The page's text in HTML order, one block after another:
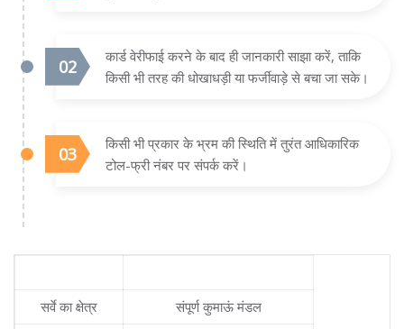
कार्ड वेरीफाई करने के बाद ही जानकारी साझा करें, ताकि
किसी भी तरह की धोखाधड़ी या फर्जीवाड़े से बचा जा सके।
किसी भी प्रकार के भ्रम की स्थिति में तुरंत आधिकारिक
टोल-फ्री नंबर पर संपर्क करें।
सर्वे का क्षेत्र संपूर्ण कुमाऊं मंडल